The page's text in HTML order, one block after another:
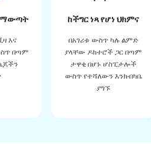
ማውጣት
እና
በጣም
ከችግር ነጻ የሆነ ህክምና
በአገሪቱ ውስጥ ካሉ ልምድ
ያላቸው ዶክተሮች ጋር በጣም
ታዋቂ በሆኑ ሆስፒታሎች
ውስጥ የተሻለውን እንክብካቤ
ያግኙ